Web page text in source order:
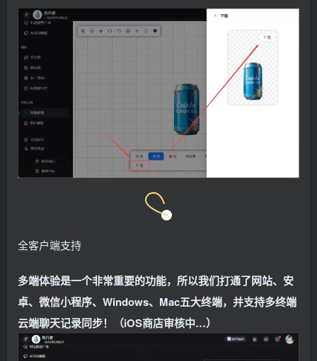
全客户端支持
多端体验是一个非常重要的功能，所以我们打通了网站、安
卓、微信小程序、Windows、Mac五大终端，并支持多终端
云端聊天记录同步！（iOS商店审核中…）